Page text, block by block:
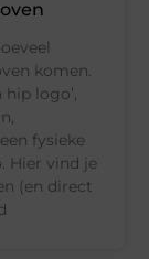
komen.
logo’,
fysieke
Hier vind je
(en direct